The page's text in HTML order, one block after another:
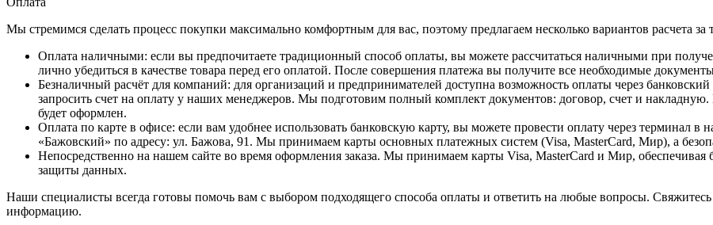
Мы стремимся сделать процесс покупки максимально комфортным для вас, поэтому предлагаем несколько вариантов расчета за
Оплата наличными: если вы предпочитаете традиционный способ оплаты, вы можете рассчитаться наличными при
лично убедиться в качестве товара перед его оплатой. После совершения платежа вы получите все необходимые
Безналичный расчёт для компаний: для организаций и предпринимателей доступна возможность оплаты через
запросить счет на оплату у наших менеджеров. Мы подготовим полный комплект документов: договор, счет и накладную.
будет оформлен.
Оплата по карте в офисе: если вам удобнее использовать банковскую карту, вы можете провести оплату через терминал
«Бажовский» по адресу: ул. Бажова, 91. Мы принимаем карты основных платежных систем (Visa, MasterCard, Мир), а
Непосредственно на нашем сайте во время оформления заказа. Мы принимаем карты Visa, MasterCard и Мир, обеспечивая
защиты данных.
Наши специалисты всегда готовы помочь вам с выбором подходящего способа оплаты и ответить на любые вопросы.
информацию.